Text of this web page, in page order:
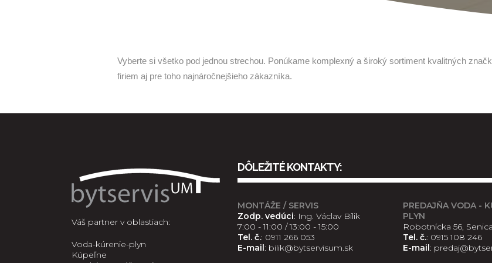
Vyberte si všetko pod jednou strechou. Ponúkame komplexný a široký sortiment kvalitných
firiem aj pre toho najnáročnejšieho zákazníka.
Váš partner v oblastiach:
Voda-kúrenie-plyn
Kúpeľne
DÔLEŽITÉ KONTAKTY:
MONTÁŽE / SERVIS
Zodp. vedúci: Ing. Václav Bílik
7:00 - 11:00 / 13:00 - 15:00
Tel. č.: 0911 266 053
E-mail: bilik@bytservisum.sk
PREDAJŇA VODA -
PLYN
Robotnícka 56, Senica
Tel. č.: 0915 108 246
E-mail: